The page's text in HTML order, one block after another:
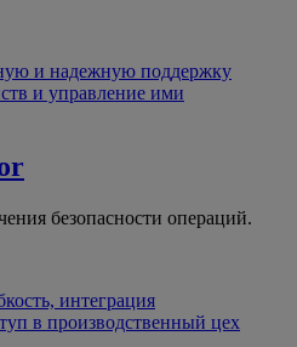
и надежную поддержку
и управление ими
безопасности операций.
интеграция
в производственный цех